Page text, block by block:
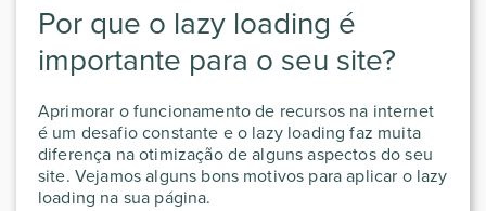
Por que o lazy loading é
importante para o seu site?
Aprimorar o funcionamento de recursos na internet
é um desafio constante e o lazy loading faz muita
diferença na otimização de alguns aspectos do seu
site. Vejamos alguns bons motivos para aplicar o lazy
loading na sua página.